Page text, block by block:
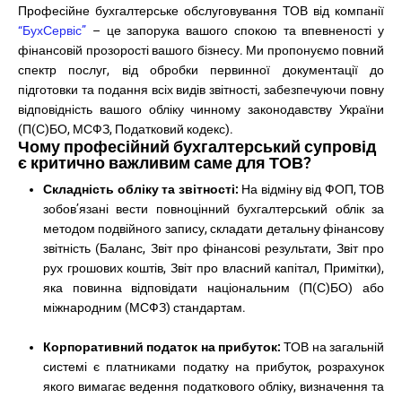
Професійне бухгалтерське обслуговування ТОВ від компанії
“БухСервіс” – це запорука вашого спокою та впевненості у
фінансовій прозорості вашого бізнесу. Ми пропонуємо повний
спектр послуг, від обробки первинної документації до
підготовки та подання всіх видів звітності, забезпечуючи повну
відповідність вашого обліку чинному законодавству України
(П(С)БО, МСФЗ, Податковий кодекс).
Чому професійний бухгалтерський супровід
є критично важливим саме для ТОВ?
Складність обліку та звітності: На відміну від ФОП, ТОВ
зобов’язані вести повноцінний бухгалтерський облік за
методом подвійного запису, складати детальну фінансову
звітність (Баланс, Звіт про фінансові результати, Звіт про
рух грошових коштів, Звіт про власний капітал, Примітки),
яка повинна відповідати національним (П(С)БО) або
міжнародним (МСФЗ) стандартам.
Корпоративний податок на прибуток: ТОВ на загальній
системі є платниками податку на прибуток, розрахунок
якого вимагає ведення податкового обліку, визначення та